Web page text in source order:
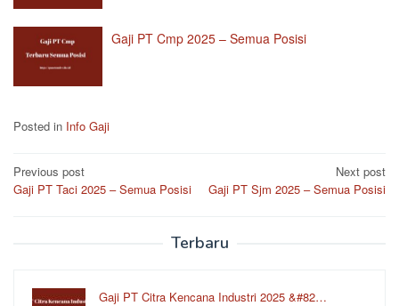
Gaji PT Cmp 2025 – Semua Posisi
Posted in Info Gaji
Post
navigation
Previous post
Gaji PT Taci 2025 – Semua Posisi
Next post
Gaji PT Sjm 2025 – Semua Posisi
Terbaru
Gaji PT Citra Kencana Industri 2025 &#82…